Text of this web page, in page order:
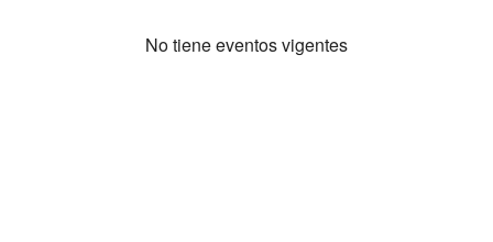
No tiene eventos vigentes